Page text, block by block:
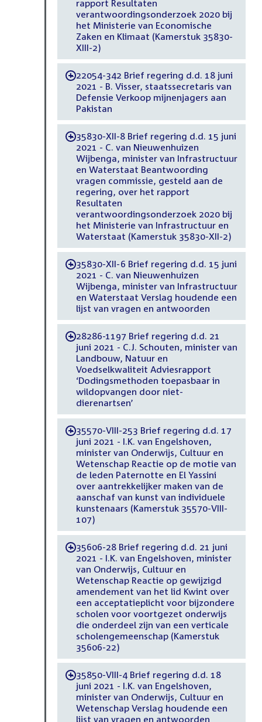
rapport Resultaten
verantwoordingsonderzoek 2020 bij
het Ministerie van Economische
Zaken en Klimaat (Kamerstuk 35830-
XIII-2)
-22054-342 Brief regering d.d. 18 juni
2021 - B. Visser, staatssecretaris van
Defensie Verkoop mijnenjagers aan
Pakistan
-35830-XII-8 Brief regering d.d. 15 juni
2021 - C. van Nieuwenhuizen
Wijbenga, minister van Infrastructuur
en Waterstaat Beantwoording
vragen commissie, gesteld aan de
regering, over het rapport
Resultaten
verantwoordingsonderzoek 2020 bij
het Ministerie van Infrastructuur en
Waterstaat (Kamerstuk 35830-XII-2)
-35830-XII-6 Brief regering d.d. 15 juni
2021 - C. van Nieuwenhuizen
Wijbenga, minister van Infrastructuur
en Waterstaat Verslag houdende een
lijst van vragen en antwoorden
-28286-1197 Brief regering d.d. 21
juni 2021 - C.J. Schouten, minister van
Landbouw, Natuur en
Voedselkwaliteit Adviesrapport
‘Dodingsmethoden toepasbaar in
wildopvangen door niet-
dierenartsen’
-35570-VIII-253 Brief regering d.d. 17
juni 2021 - I.K. van Engelshoven,
minister van Onderwijs, Cultuur en
Wetenschap Reactie op de motie van
de leden Paternotte en El Yassini
over aantrekkelijker maken van de
aanschaf van kunst van individuele
kunstenaars (Kamerstuk 35570-VIII-
107)
-35606-28 Brief regering d.d. 21 juni
2021 - I.K. van Engelshoven, minister
van Onderwijs, Cultuur en
Wetenschap Reactie op gewijzigd
amendement van het lid Kwint over
een acceptatieplicht voor bijzondere
scholen voor voortgezet onderwijs
die onderdeel zijn van een verticale
scholengemeenschap (Kamerstuk
35606-22)
-35850-VIII-4 Brief regering d.d. 18
juni 2021 - I.K. van Engelshoven,
minister van Onderwijs, Cultuur en
Wetenschap Verslag houdende een
lijst van vragen en antwoorden